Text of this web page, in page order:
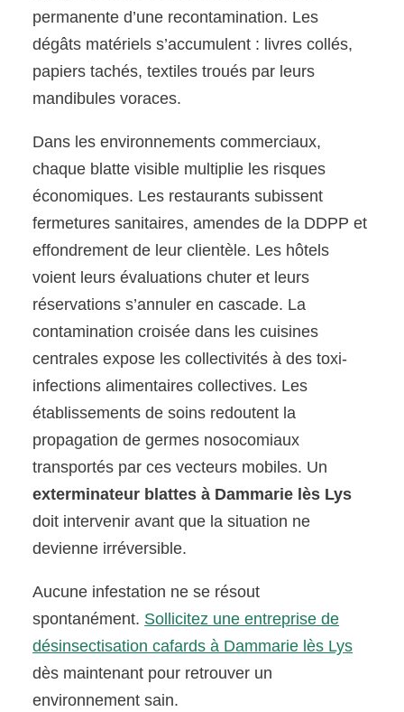
permanente d’une recontamination. Les
dégâts matériels s’accumulent : livres collés,
papiers tachés, textiles troués par leurs
mandibules voraces.
Dans les environnements commerciaux,
chaque blatte visible multiplie les risques
économiques. Les restaurants subissent
fermetures sanitaires, amendes de la DDPP et
effondrement de leur clientèle. Les hôtels
voient leurs évaluations chuter et leurs
réservations s’annuler en cascade. La
contamination croisée dans les cuisines
centrales expose les collectivités à des toxi-
infections alimentaires collectives. Les
établissements de soins redoutent la
propagation de germes nosocomiaux
transportés par ces vecteurs mobiles. Un
exterminateur blattes à Dammarie lès Lys
doit intervenir avant que la situation ne
devienne irréversible.
Aucune infestation ne se résout
spontanément. Sollicitez une entreprise de
désinsectisation cafards à Dammarie lès Lys
dès maintenant pour retrouver un
environnement sain.